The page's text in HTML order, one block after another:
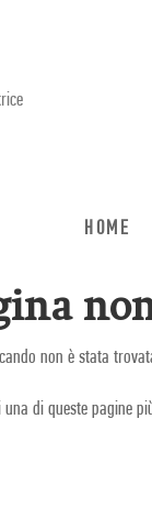
HOME
non è stata
di queste pagine